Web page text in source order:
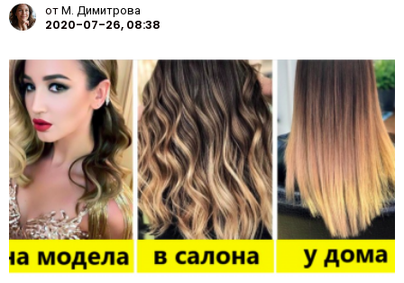
отМ. Димитрова
2020-07-26, 08:38